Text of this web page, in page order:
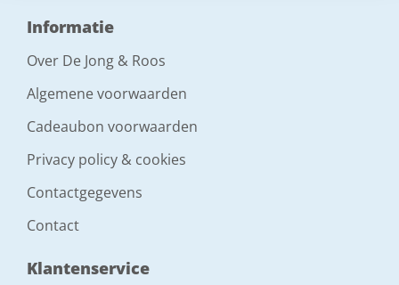
Informatie
Over De Jong & Roos
Algemene voorwaarden
Cadeaubon voorwaarden
Privacy policy & cookies
Contactgegevens
Contact
Klantenservice